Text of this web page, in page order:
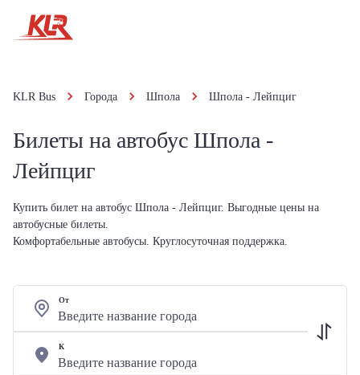
KLR Bus Города Шпола Шпола - Лейпциг
Билеты на автобус Шпола -
Лейпциг
Купить билет на автобус Шпола - Лейпциг. Выгодные цены на
автобусные билеты.
Комфортабельные автобусы. Круглосуточная поддержка.
От
К